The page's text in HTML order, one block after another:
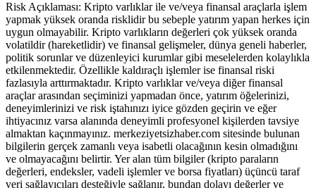
Risk Açıklaması: Kripto varlıklar ile ve/veya finansal araçlarla işlem
yapmak yüksek oranda risklidir bu sebeple yatırım yapan herkes için
uygun olmayabilir. Kripto varlıkların değerleri çok yüksek oranda
volatildir (hareketlidir) ve finansal gelişmeler, dünya geneli haberler,
politik sorunlar ve düzenleyici kurumlar gibi meselelerden kolaylıkla
etkilenmektedir. Özellikle kaldıraçlı işlemler ise finansal riski
fazlasıyla arttırmaktadır. Kripto varlıklar ve/veya diğer finansal
araçlar arasından seçiminizi yapmadan önce, yatırım öğelerinizi,
deneyimlerinizi ve risk iştahınızı iyice gözden geçirin ve eğer
ihtiyacınız varsa alanında deneyimli profesyonel kişilerden tavsiye
almaktan kaçınmayınız. merkeziyetsizhaber.com sitesinde bulunan
bilgilerin gerçek zamanlı veya isabetli olacağının kesin olmadığını
ve olmayacağını belirtir. Yer alan tüm bilgiler (kripto paraların
değerleri, endeksler, vadeli işlemler ve borsa fiyatları) üçüncü taraf
veri sağlayıcıları desteğiyle sağlanır, bundan dolayı değerler ve